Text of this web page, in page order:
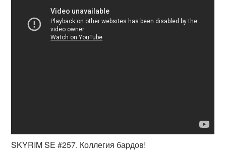
SKYRIM SE #257. Коллегия бардов!